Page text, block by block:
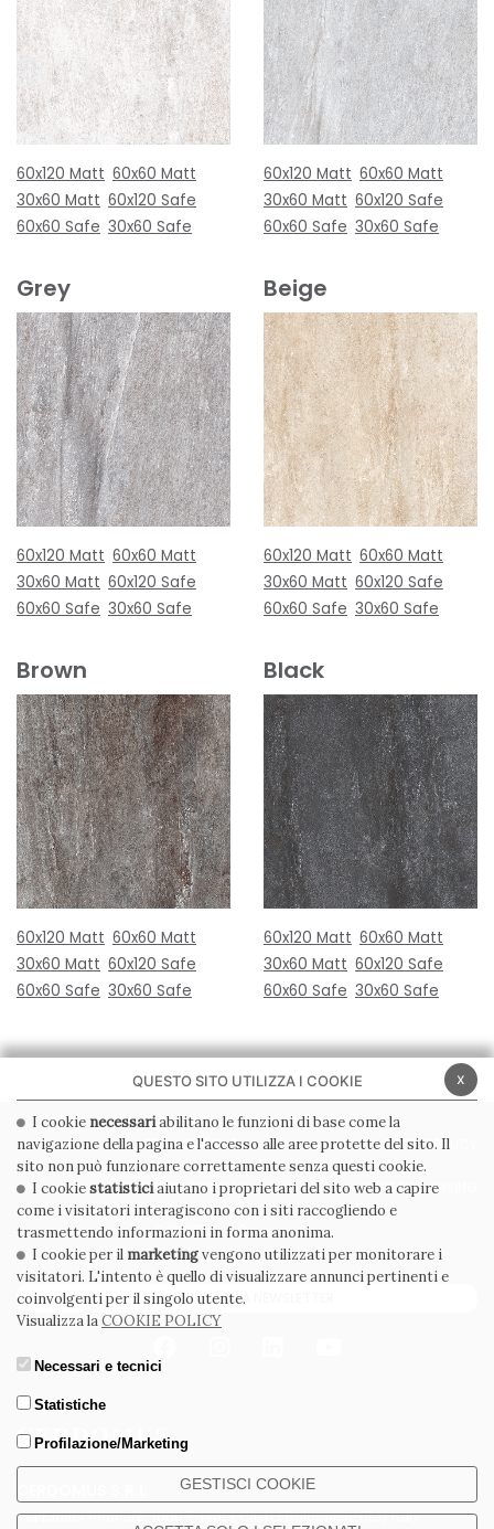
60x120 Matt 60x60 Matt
30x60 Matt 60x120 Safe
60x60 Safe 30x60 Safe
60x120 Matt 60x60 Matt
30x60 Matt 60x120 Safe
60x60 Safe 30x60 Safe
Grey
60x120 Matt 60x60 Matt
30x60 Matt 60x120 Safe
60x60 Safe 30x60 Safe
Beige
60x120 Matt 60x60 Matt
30x60 Matt 60x120 Safe
60x60 Safe 30x60 Safe
Brown
60x120 Matt 60x60 Matt
30x60 Matt 60x120 Safe
60x60 Safe 30x60 Safe
Black
60x120 Matt 60x60 Matt
30x60 Matt 60x120 Safe
60x60 Safe 30x60 Safe
Via Emilia Ponente, 1000 - 48014 Castel Bolognese (RA) Italy
PRIVACY POLICY COOKIE POLICY
CONDIZIONI GENERALI WHISTLEBLOWING
CODICE ETICO
ISCRIVITI ALLA NEWSLETTER
x
QUESTO SITO UTILIZZA I COOKIE
I cookie necessariabilitano le funzioni di base come la
navigazione della pagina e l'accesso alle aree protette del sito. Il
sito non può funzionare correttamente senza questi cookie.
I cookiestatisticiaiutano i proprietari del sito web a capire
come i visitatori interagiscono con i siti raccogliendo e
trasmettendo informazioni in forma anonima.
I cookie per il marketingvengono utilizzati per monitorare i
visitatori. L'intento è quello di visualizzare annunci pertinenti e
coinvolgenti per il singolo utente.
Visualizza laCOOKIE POLICY
Necessari e tecnici
Statistiche
Profilazione/Marketing
GESTISCI COOKIE